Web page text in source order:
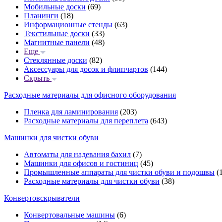
Мобильные доски (69)
Планинги (18)
Информационные стенды (63)
Текстильные доски (33)
Магнитные панели (48)
Еще
Стеклянные доски (82)
Аксессуары для досок и флипчартов (144)
Скрыть
Расходные материалы для офисного оборудования
Пленка для ламинирования (203)
Расходные материалы для переплета (643)
Машинки для чистки обуви
Автоматы для надевания бахил (7)
Машинки для офисов и гостиниц (45)
Промышленные аппараты для чистки обуви и подошвы
Расходные материалы для чистки обуви (38)
Конвертовскрыватели
Конвертовальные машины (6)